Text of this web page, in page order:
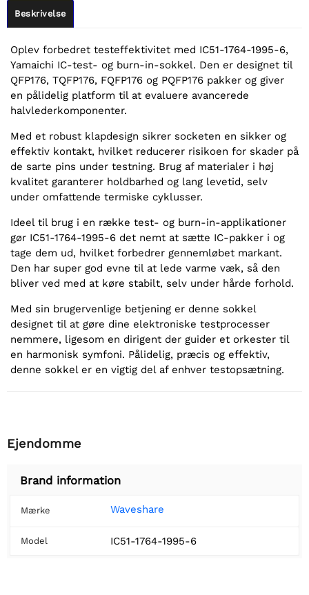
Beskrivelse
Oplev forbedret testeffektivitet med IC51-1764-1995-6,
Yamaichi IC-test- og burn-in-sokkel. Den er designet til
QFP176, TQFP176, FQFP176 og PQFP176 pakker og giver
en pålidelig platform til at evaluere avancerede
halvlederkomponenter.
Med et robust klapdesign sikrer socketen en sikker og
effektiv kontakt, hvilket reducerer risikoen for skader på
de sarte pins under testning. Brug af materialer i høj
kvalitet garanterer holdbarhed og lang levetid, selv
under omfattende termiske cyklusser.
Ideel til brug i en række test- og burn-in-applikationer
gør IC51-1764-1995-6 det nemt at sætte IC-pakker i og
tage dem ud, hvilket forbedrer gennemløbet markant.
Den har super god evne til at lede varme væk, så den
bliver ved med at køre stabilt, selv under hårde forhold.
Med sin brugervenlige betjening er denne sokkel
designet til at gøre dine elektroniske testprocesser
nemmere, ligesom en dirigent der guider et orkester til
en harmonisk symfoni. Pålidelig, præcis og effektiv,
denne sokkel er en vigtig del af enhver testopsætning.
Ejendomme
Brand information
Mærke Waveshare
Model IC51-1764-1995-6